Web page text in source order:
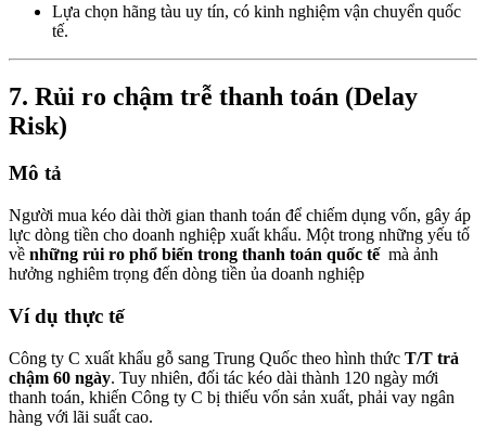
Lựa chọn hãng tàu uy tín, có kinh nghiệm vận chuyển quốc
tế.
7. Rủi ro chậm trễ thanh toán (Delay
Risk)
Mô tả
Người mua kéo dài thời gian thanh toán để chiếm dụng vốn, gây áp
lực dòng tiền cho doanh nghiệp xuất khẩu. Một trong những yếu tố
về những rủi ro phổ biến trong thanh toán quốc tếmà ảnh
hưởng nghiêm trọng đến dòng tiền ủa doanh nghiệp
Ví dụ thực tế
Công ty C xuất khẩu gỗ sang Trung Quốc theo hình thức T/T trả
chậm 60 ngày. Tuy nhiên, đối tác kéo dài thành 120 ngày mới
thanh toán, khiến Công ty C bị thiếu vốn sản xuất, phải vay ngân
hàng với lãi suất cao.